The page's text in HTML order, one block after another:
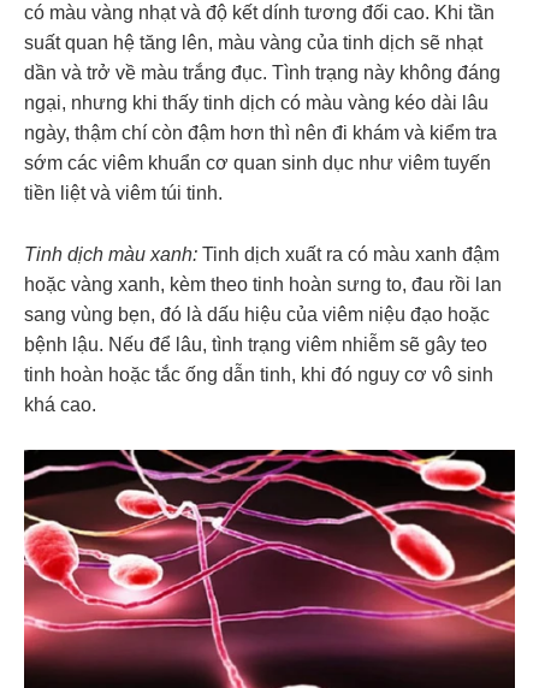
có màu vàng nhạt và độ kết dính tương đối cao. Khi tần
suất quan hệ tăng lên, màu vàng của tinh dịch sẽ nhạt
dần và trở về màu trắng đục. Tình trạng này không đáng
ngại, nhưng khi thấy tinh dịch có màu vàng kéo dài lâu
ngày, thậm chí còn đậm hơn thì nên đi khám và kiểm tra
sớm các viêm khuẩn cơ quan sinh dục như viêm tuyến
tiền liệt và viêm túi tinh.
Tinh dịch màu xanh: Tinh dịch xuất ra có màu xanh đậm
hoặc vàng xanh, kèm theo tinh hoàn sưng to, đau rồi lan
sang vùng bẹn, đó là dấu hiệu của viêm niệu đạo hoặc
bệnh lậu. Nếu để lâu, tình trạng viêm nhiễm sẽ gây teo
tinh hoàn hoặc tắc ống dẫn tinh, khi đó nguy cơ vô sinh
khá cao.